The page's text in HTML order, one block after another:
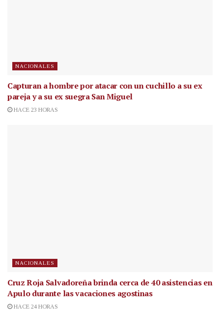
NACIONALES
Capturan a hombre por atacar con un cuchillo a su ex
pareja y a su ex suegra San Miguel
HACE 23 HORAS
NACIONALES
Cruz Roja Salvadoreña brinda cerca de 40 asistencias en
Apulo durante las vacaciones agostinas
HACE 24 HORAS